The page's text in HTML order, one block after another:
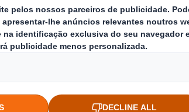
possível em perfeito estado,
armazenamento e de transporte.
Fornecimento de embalagem “em
Simplificação dos movimentos